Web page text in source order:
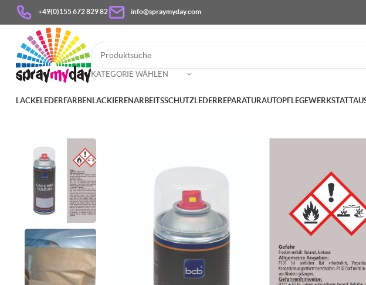
+49(0)155 672 829 82 info@spraymyday.com
KATEGORIE WÄHLEN
LACKELEDERFARBENLACKIERENARBEITSSCHUTZLEDERREPARATURAUTOPFLEGE